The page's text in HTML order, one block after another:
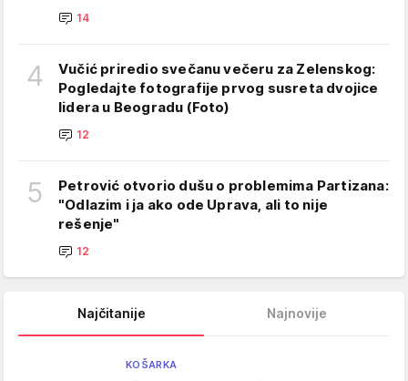
14
4
Vučić priredio svečanu večeru za Zelenskog:
Pogledajte fotografije prvog susreta dvojice
lidera u Beogradu (Foto)
12
5
Petrović otvorio dušu o problemima Partizana:
"Odlazim i ja ako ode Uprava, ali to nije
rešenje"
12
Najčitanije Najnovije
KOŠARKA